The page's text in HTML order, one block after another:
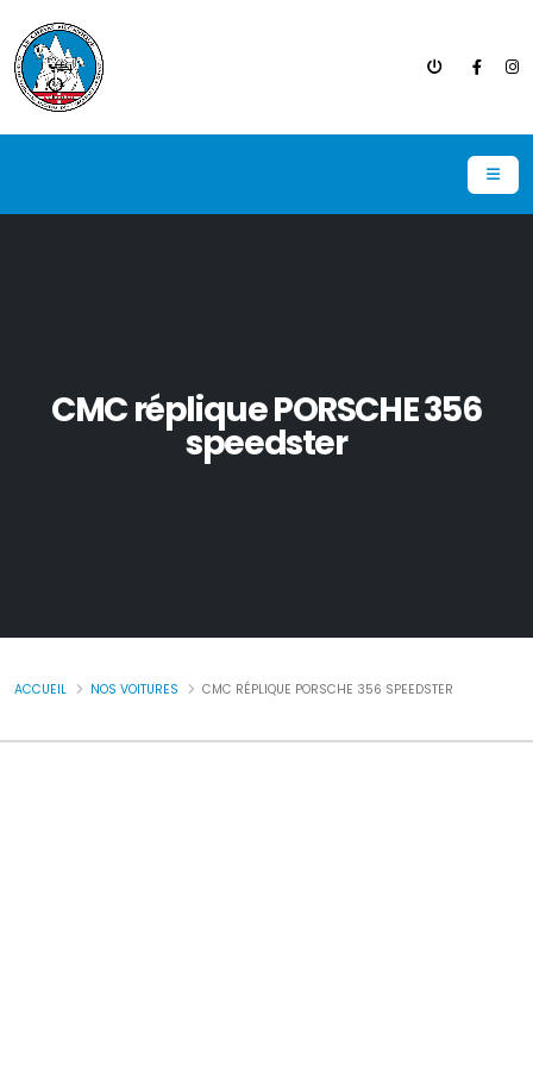
CMC réplique PORSCHE 356
speedster
ACCUEIL NOS VOITURES CMC RÉPLIQUE PORSCHE 356 SPEEDSTER